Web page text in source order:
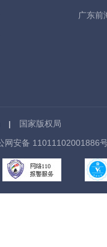
广东前
国家版权局
网安备 11011102001886